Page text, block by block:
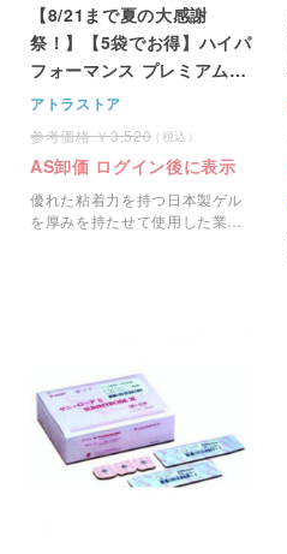
【8/21まで夏の大感謝
祭！】【5袋でお得】ハイパ
フォーマンス プレミアム粘
着パッド＜中・50mm角型
＞ 4枚1組
アトラストア
3,520
AS卸価 ログイン後に表示
優れた粘着力を持つ日本製ゲル
を厚みを持たせて使用した業務